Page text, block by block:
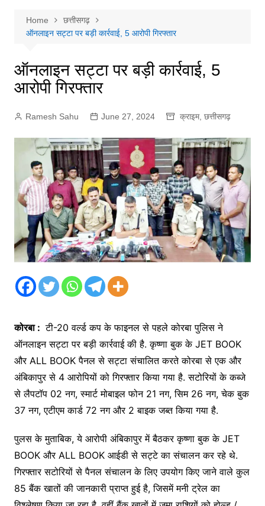
Home
छत्तीसगढ़
ऑनलाइन स‌ट्टा पर बड़ी कार्रवाई, 5 आरोपी गिरफ्तार
ऑनलाइन स‌ट्टा पर बड़ी कार्रवाई, 5
आरोपी गिरफ्तार
Ramesh Sahu June 27, 2024 क्राइम, छत्तीसगढ़
कोरबा : टी-20 वर्ल्ड कप के फाइनल से पहले कोरबा पुलिस ने
ऑनलाइन स‌ट्टा पर बड़ी कार्रवाई की है. कृष्णा बुक के JET BOOK
और ALL BOOK पैनल से सट्टा संचालित करते कोरबा से एक और
अंबिकापुर से 4 आरोपियों को गिरफ्तार किया गया है. सटोरियों के कब्जे
से लैपटॉप 02 नग, स्मार्ट मोबाइल फोन 21 नग, सिम 26 नग, चेक बुक
37 नग, एटीएम कार्ड 72 नग और 2 बाइक जब्त किया गया है.
पुलस के मुताबिक, ये आरोपी अंबिकापुर में बैठकर कृष्णा बुक के JET
BOOK और ALL BOOK आईडी से सट्टे का संचालन कर रहे थे.
गिरफ्तार सटोरियों से पैनल संचालन के लिए उपयोग किए जाने वाले कुल
85 बैंक खातों की जानकारी प्राप्त हुई है, जिसमें मनी ट्रेल का